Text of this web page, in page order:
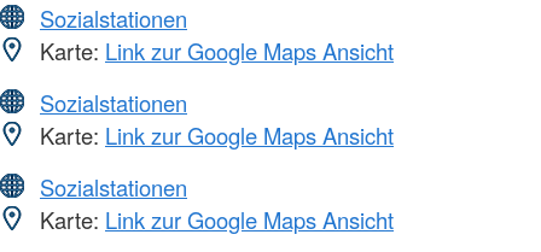
Sozialstationen
Karte: Link zur Google Maps Ansicht
Sozialstationen
Karte: Link zur Google Maps Ansicht
Sozialstationen
Karte: Link zur Google Maps Ansicht